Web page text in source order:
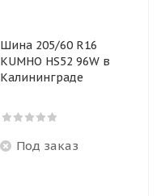
Шина 205/60 R16
KUMHO HS52 96W в
Калининграде
Под заказ